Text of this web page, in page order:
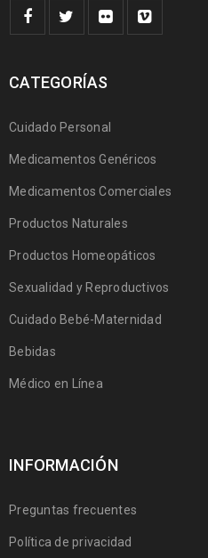
CATEGORÍAS
Cuidado Personal
Medicamentos Genéricos
Medicamentos Comerciales
Productos Naturales
Productos Homeopáticos
Sexualidad y Reproductivos
Cuidado Bebé-Maternidad
Bebidas
Médico en Línea
INFORMACIÓN
Preguntas frecuentes
Política de privacidad